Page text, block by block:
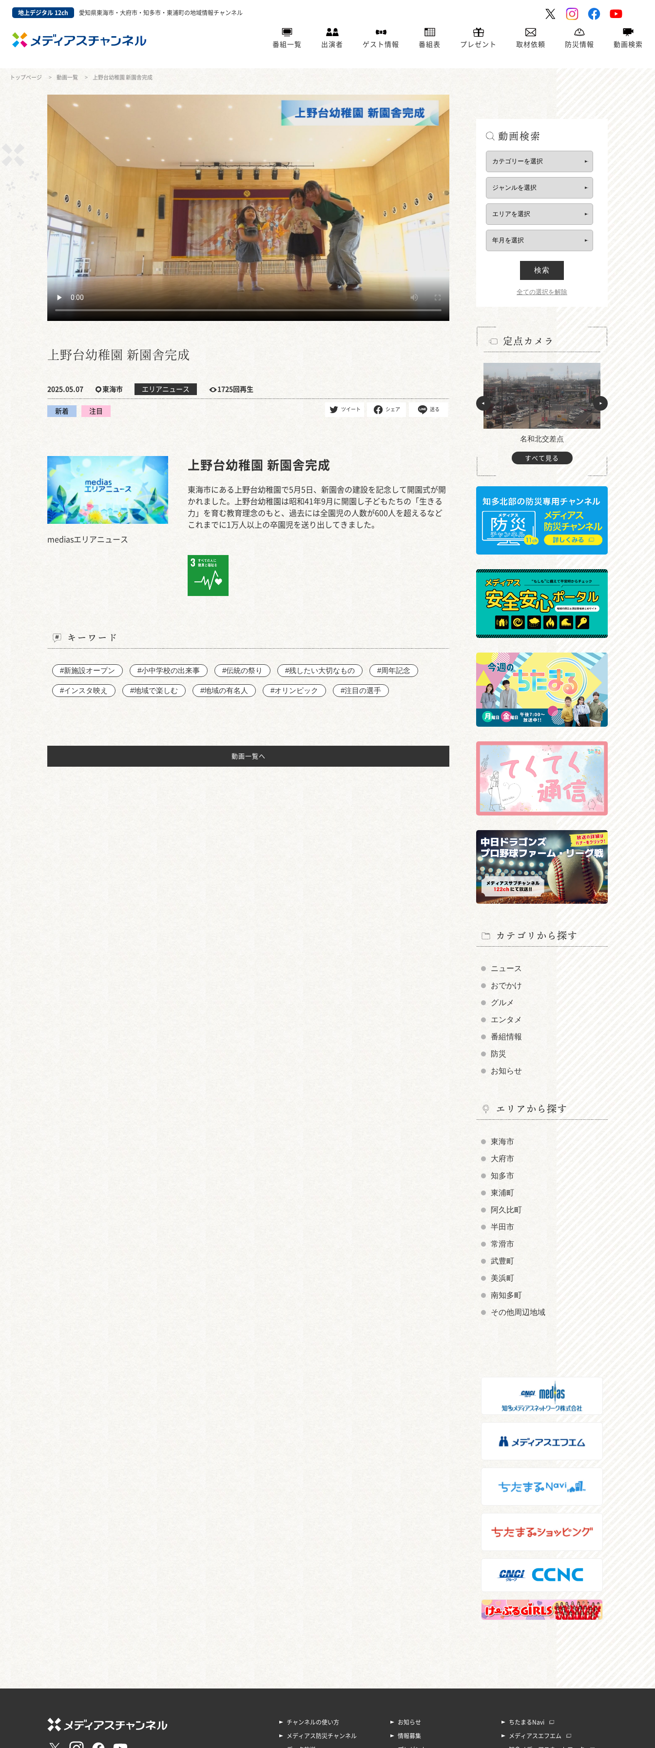
地上デジタル 12ch 愛知県東海市・大府市・知多市・東浦町の地域情報チャンネル
番組一覧 出演者 ゲスト情報 番組表 プレゼント 取材依頼 防災情報 動画検索
トップページ 動画一覧 上野台幼稚園 新園舎完成
上野台幼稚園 新園舎完成
2025.05.07 東海市 エリアニュース 1725回再生
新着 注目 ツイート シェア 送る
mediasエリアニュース
上野台幼稚園 新園舎完成
東海市にある上野台幼稚園で5月5日、新園舎の建設を記念して開園式が開
かれました。上野台幼稚園は昭和41年9月に開園し子どもたちの「生きる
力」を育む教育理念のもと、過去には全園児の人数が600人を超えるなど
これまでに1万人以上の卒園児を送り出してきました。
キーワード
#新施設オープン #小中学校の出来事 #伝統の祭り #残したい大切なもの #周年記念
#インスタ映え #地域で楽しむ #地域の有名人 #オリンピック #注目の選手
動画一覧へ
動画検索
検索
全ての選択を解除
定点カメラ
名和北交差点
すべて見る
カテゴリから探す
ニュース
おでかけ
グルメ
エンタメ
番組情報
防災
お知らせ
エリアから探す
東海市
大府市
知多市
東浦町
阿久比町
半田市
常滑市
武豊町
美浜町
南知多町
その他周辺地域
チャンネルの使い方
メディアス防災チャンネル
お知らせ
情報募集
ちたまるNavi
メディアスエフエム